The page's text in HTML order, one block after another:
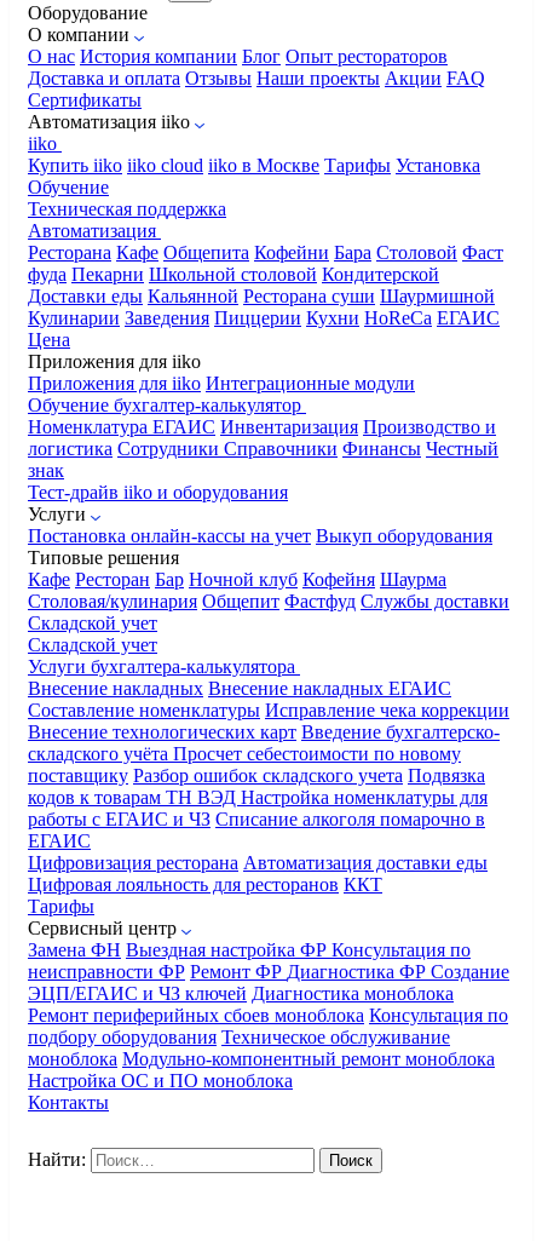
Оборудование
О компании
О нас История компании Блог Опыт рестораторов
Доставка и оплата Отзывы Наши проекты Акции FAQ
Сертификаты
Автоматизация iiko
iiko
Купить iiko iiko cloud iiko в Москве Тарифы Установка
Обучение
Техническая поддержка
Автоматизация
Ресторана Кафе Общепита Кофейни Бара Столовой Фаст
фуда Пекарни Школьной столовой Кондитерской
Доставки еды Кальянной Ресторана суши Шаурмишной
Кулинарии Заведения Пиццерии Кухни HoReCa ЕГАИС
Цена
Приложения для iiko
Приложения для iiko Интеграционные модули
Обучение бухгалтер-калькулятор
Номенклатура ЕГАИС Инвентаризация Производство и
логистика Сотрудники Справочники Финансы Честный
знак
Тест-драйв iiko и оборудования
Услуги
Постановка онлайн-кассы на учет Выкуп оборудования
Типовые решения
Кафе Ресторан Бар Ночной клуб Кофейня Шаурма
Столовая/кулинария Общепит Фастфуд Службы доставки
Складской учет
Складской учет
Услуги бухгалтера-калькулятора
Внесение накладных Внесение накладных ЕГАИС
Составление номенклатуры Исправление чека коррекции
Внесение технологических карт Введение бухгалтерско-
складского учёта Просчет себестоимости по новому
поставщику Разбор ошибок складского учета Подвязка
кодов к товарам ТН ВЭД Настройка номенклатуры для
работы с ЕГАИС и ЧЗ Списание алкоголя помарочно в
ЕГАИС
Цифровизация ресторана Автоматизация доставки еды
Цифровая лояльность для ресторанов ККТ
Тарифы
Сервисный центр
Замена ФН Выездная настройка ФР Консультация по
неисправности ФР Ремонт ФР Диагностика ФР Создание
ЭЦП/ЕГАИС и ЧЗ ключей Диагностика моноблока
Ремонт периферийных сбоев моноблока Консультация по
подбору оборудования Техническое обслуживание
моноблока Модульно-компонентный ремонт моноблока
Настройка ОС и ПО моноблока
Контакты
Найти: